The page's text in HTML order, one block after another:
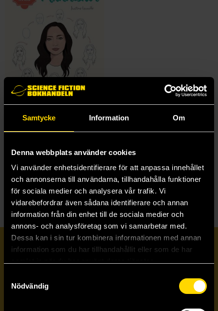
Samtycke Information Om
Denna webbplats använder cookies
Vi använder enhetsidentifierare för att anpassa innehållet
och annonserna till användarna, tillhandahålla funktioner
för sociala medier och analysera vår trafik. Vi
vidarebefordrar även sådana identifierare och annan
information från din enhet till de sociala medier och
annons- och analysföretag som vi samarbetar med.
Dessa kan i sin tur kombinera informationen med annan
information som du har tillhandahållit eller som de har
Nödvändig
Teckna i 10 steg - Människor
Justine Lecouffe
Prenumerera på vårt nyhetsbrev
Skicka